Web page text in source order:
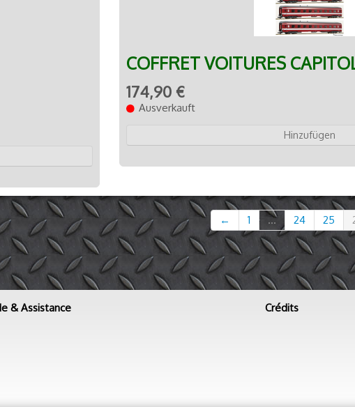
COFFRET VOITURES
174,90 €
Ausverkauft
Hinzufügen
← 1 ... 24 25
& Assistance Crédits